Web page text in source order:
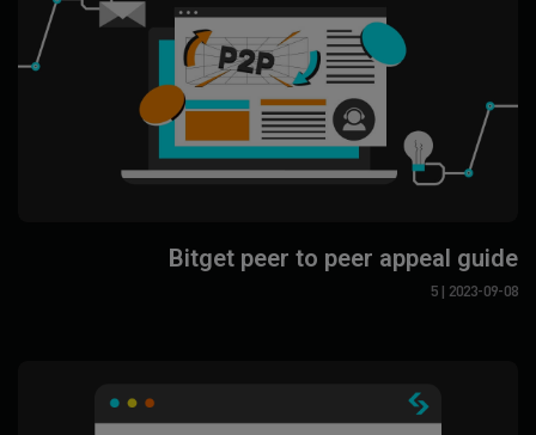
Bitget peer to peer appeal guide
2023-09-08